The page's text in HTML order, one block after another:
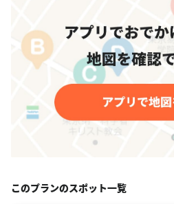
このプランのスポット一覧